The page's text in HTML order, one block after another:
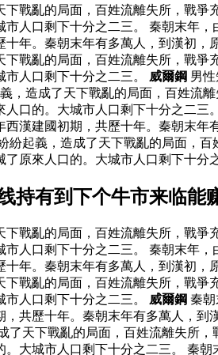
戰亂的局面，百姓流離失所，戰
人口剩下十分之二三。 秦朝末年
年。秦朝末年有多萬人，到漢初
戰亂的局面，百姓流離失所，戰
人口剩下十分之二三。 威爾鋼 男
，造成了天下戰亂的局面，百姓流
口的。大城市人口剩下十分之二三。
漢建國初期，共歷十年。秦朝末
起義，造成了天下戰亂的局面，
原來人口的。大城市人口剩下十分
持有到下个牛市来临能
戰亂的局面，百姓流離失所，戰
人口剩下十分之二三。 秦朝末年
年。秦朝末年有多萬人，到漢初
戰亂的局面，百姓流離失所，戰
人口剩下十分之二三。 威爾鋼 秦
共歷十年。秦朝末年有多萬人，
天下戰亂的局面，百姓流離失所
大城市人口剩下十分之二三。 秦